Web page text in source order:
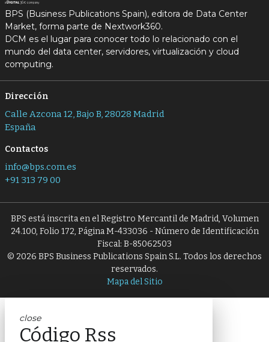
BPS (Business Publications Spain), editora de Data Center
Market, forma parte de Nextwork360.
DCM es el lugar para conocer todo lo relacionado con el
mundo del data center, servidores, virtualización y cloud
computing.
Dirección
Calle Azcona 12, Bajo B, 28028 Madrid
España
Contactos
info@bps.com.es
+91 313 79 00
BPS está inscrita en el Registro Mercantil de Madrid, Volumen
24.100, Folio 172, Página M-433036 - Número de Identificación
Fiscal: B-85062503
© 2026 BPS Business Publications Spain S.L. Todos los derechos
reservados.
Mapa del Sitio
close
Código Rss